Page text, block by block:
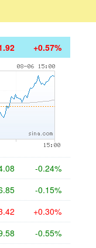
+0.57%
-0.24%
-0.15%
+0.30%
-0.55%